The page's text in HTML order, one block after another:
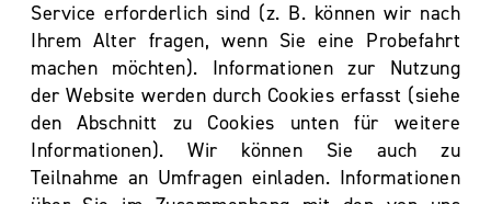
Service erforderlich sind (z. B. können wir nach
Ihrem Alter fragen, wenn Sie eine Probefahrt
machen möchten). Informationen zur Nutzung
der Website werden durch Cookies erfasst (siehe
den Abschnitt zu Cookies unten für weitere
Informationen). Wir können Sie auch zu
Teilnahme an Umfragen einladen. Informationen